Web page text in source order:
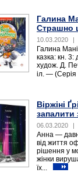
Галина
Страшно
10.03.2020 |
Галина
казка: кн. 3:
худож. Д.
іл. — (Серія
Віржіні
запалити
06.03.2020 |
Анна —
від життя
рішення у
жінки
їх...